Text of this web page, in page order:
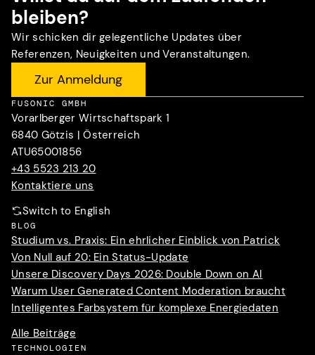
bleiben?
Wir schicken dir gelegentliche Updates über
Referenzen, Neuigkeiten und Veranstaltungen.
Zur Anmeldung
FUSONIC GMBH
Vorarlberger Wirtschaftspark 1
6840 Götzis | Österreich
ATU65001856
+43 5523 213 20
Kontaktiere uns
Switch to English
BLOG
Studium vs. Praxis: Ein ehrlicher Einblick von Patrick
Von Null auf 20: Ein Status-Update
Unsere Discovery Days 2026: Double Down on AI
Warum User Generated Content Moderation braucht
Intelligentes Farbsystem für komplexe Energiedaten
Alle Beiträge
TECHNOLOGIEN